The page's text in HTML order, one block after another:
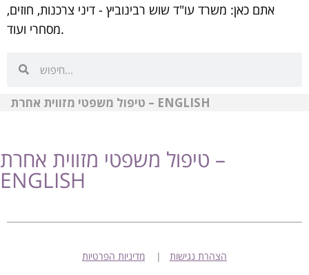
אתם כאן: משרד עו"ד שוש רבינוביץ - דיני צרכנות, חוזים,
מסחרי ועוד.
טיפול משפטי מזווית אחרת – ENGLISH
טיפול משפטי מזווית אחרת –
ENGLISH
הצהרת נגישות | מדיניות הפרטיות